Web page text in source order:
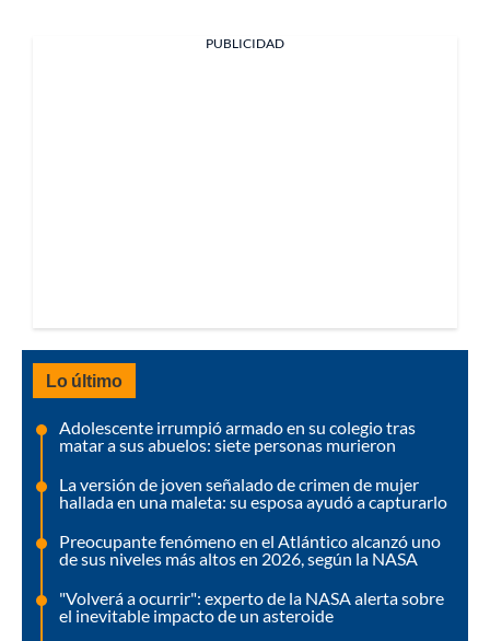
PUBLICIDAD
Lo último
Adolescente irrumpió armado en su colegio tras
matar a sus abuelos: siete personas murieron
La versión de joven señalado de crimen de mujer
hallada en una maleta: su esposa ayudó a capturarlo
Preocupante fenómeno en el Atlántico alcanzó uno
de sus niveles más altos en 2026, según la NASA
"Volverá a ocurrir": experto de la NASA alerta sobre
el inevitable impacto de un asteroide